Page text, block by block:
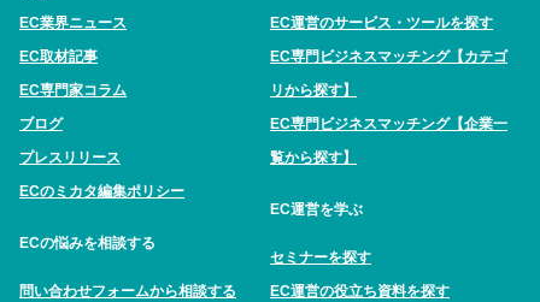
EC業界ニュース
EC取材記事
EC専門家コラム
ブログ
プレスリリース
ECのミカタ編集ポリシー
ECの悩みを相談する
問い合わせフォームから相談する
EC運営のサービス・ツールを探す
EC専門ビジネスマッチング【カテゴ
リから探す】
EC専門ビジネスマッチング【企業一
覧から探す】
EC運営を学ぶ
セミナーを探す
EC運営の役立ち資料を探す